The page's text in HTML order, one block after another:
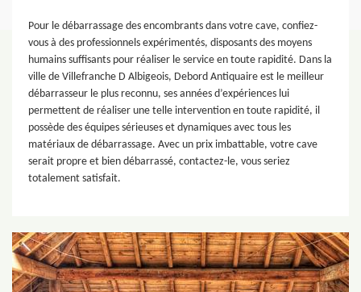
Pour le débarrassage des encombrants dans votre cave, confiez-
vous à des professionnels expérimentés, disposants des moyens
humains suffisants pour réaliser le service en toute rapidité. Dans la
ville de Villefranche D Albigeois, Debord Antiquaire est le meilleur
débarrasseur le plus reconnu, ses années d’expériences lui
permettent de réaliser une telle intervention en toute rapidité, il
possède des équipes sérieuses et dynamiques avec tous les
matériaux de débarrassage. Avec un prix imbattable, votre cave
serait propre et bien débarrassé, contactez-le, vous seriez
totalement satisfait.